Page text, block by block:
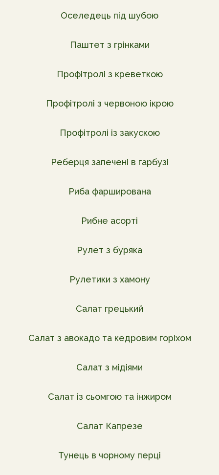
Оселедець під шубою
Паштет з грінками
Профітролі з креветкою
Профітролі з червоною ікрою
Профітролі із закускою
Реберця запечені в гарбузі
Риба фарширована
Рибне асорті
Рулет з буряка
Рулетики з хамону
Салат грецький
Салат з авокадо та кедровим горіхом
Салат з мідіями
Салат із сьомгою та інжиром
Салат Капрезе
Тунець в чорному перці